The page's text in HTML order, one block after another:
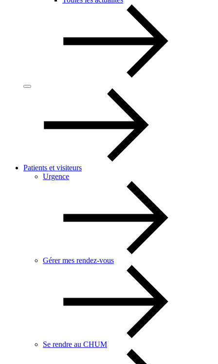
Patients et visiteurs
Urgence
Gérer mes rendez-vous
Se rendre au CHUM